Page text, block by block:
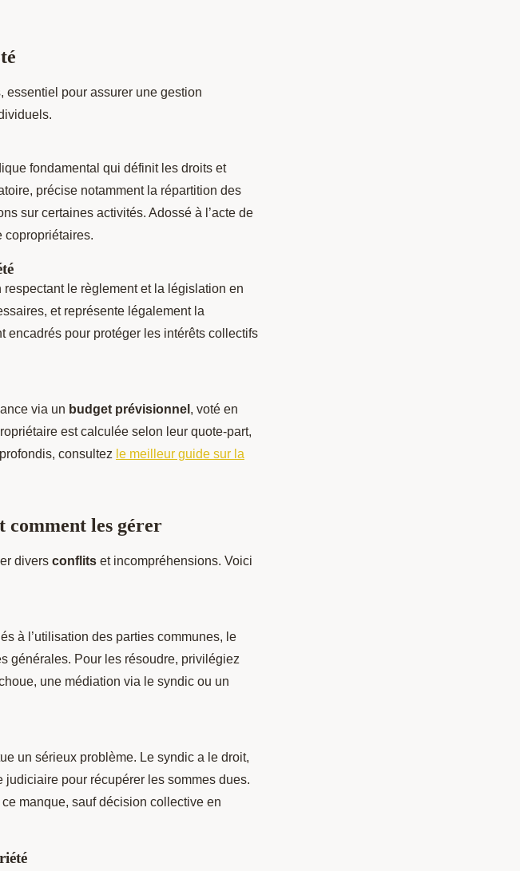
essentiel pour assurer une gestion
fondamental qui définit les droits et
précise notamment la répartition des
sur certaines activités. Adossé à l’acte de
copropriétaires.
le règlement et la législation en
et représente légalement la
encadrés pour protéger les intérêts collectifs
via un budget prévisionnel , voté en
est calculée selon leur quote-part,
consultez le meilleur guide sur la
comment les gérer
divers conflits et incompréhensions. Voici
à l’utilisation des parties communes, le
générales. Pour les résoudre, privilégiez
une médiation via le syndic ou un
un sérieux problème. Le syndic a le droit,
pour récupérer les sommes dues.
manque, sauf décision collective en